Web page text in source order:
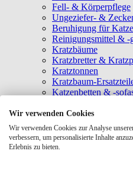
Fell- & Körperpflege
Ungeziefer- &
Beruhigung für
Reinigungsmittel & -
Kratzbäume
Kratzbretter &
Kratztonnen
Kratzbaum-
Katzenbetten & -
Katzenhäuser
Hängematten &
Katzendecken & -
Baldrian- &
Wir verwenden Cookies
Wir verwenden Cookies zur Analyse
verbessern, um personalisierte Inhalte
Erlebnis zu bieten.